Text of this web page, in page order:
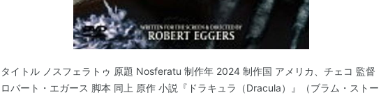
タイトル ノスフェラトゥ 原題 Nosferatu 制作年 2024 制作国 アメリカ、チェコ 監督
ロバート・エガース 脚本 同上 原作 小説『ドラキュラ（Dracula）』（ブラム・ストー